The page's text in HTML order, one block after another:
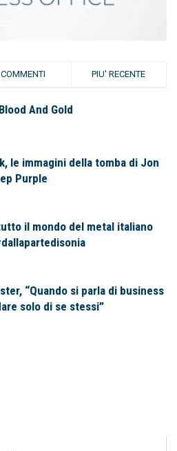
COMMENTI PIU' RECENTE
And Gold
le immagini della tomba di Jon
Purple
il mondo del metal italiano
“Quando si parla di business
solo di se stessi”